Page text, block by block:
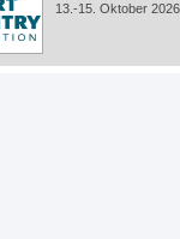
13.-15. Oktober